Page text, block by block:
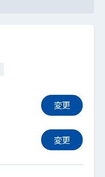
変更
変更